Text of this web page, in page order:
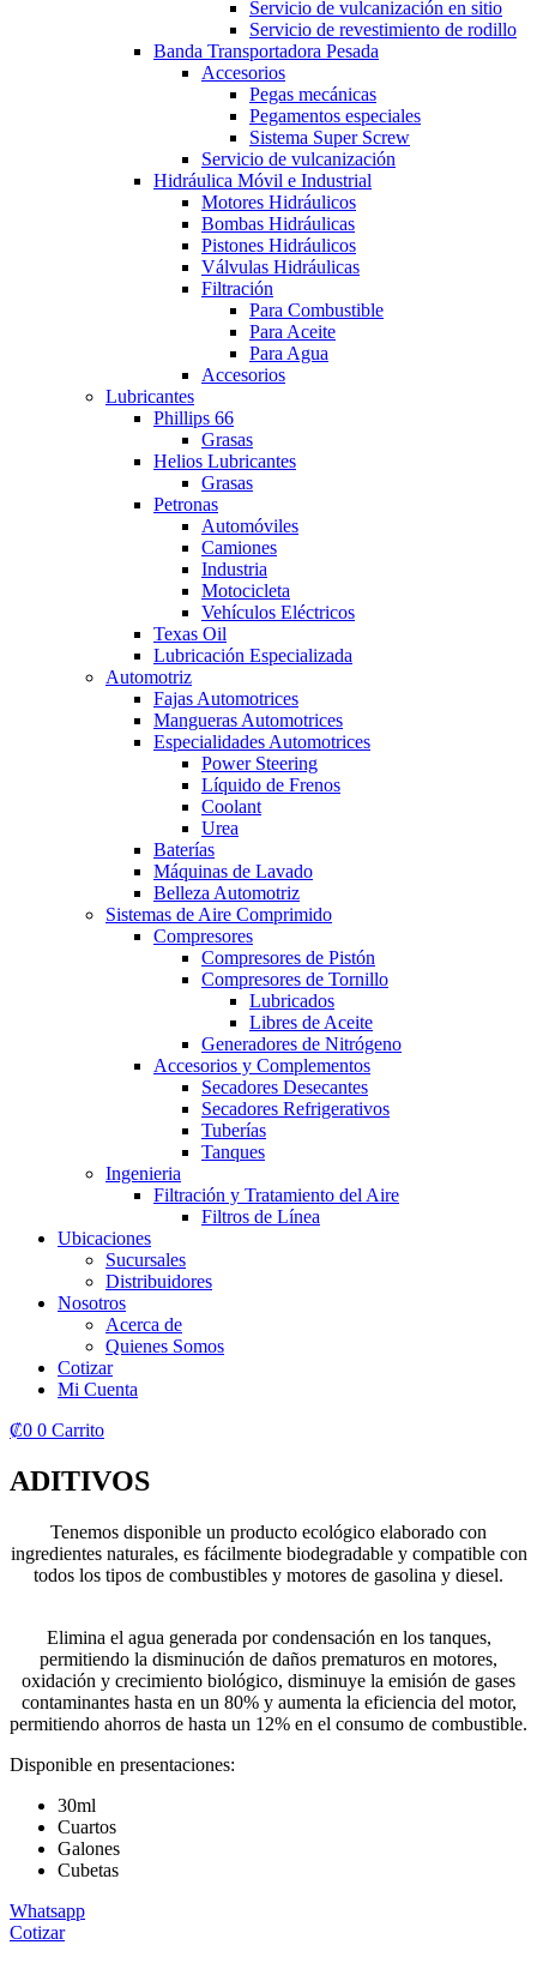
Servicio de vulcanización en sitio
Servicio de revestimiento de rodillo
Banda Transportadora Pesada
Accesorios
Pegas mecánicas
Pegamentos especiales
Sistema Super Screw
Servicio de vulcanización
Hidráulica Móvil e Industrial
Motores Hidráulicos
Bombas Hidráulicas
Pistones Hidráulicos
Válvulas Hidráulicas
Filtración
Para Combustible
Para Aceite
Para Agua
Accesorios
Lubricantes
Phillips 66
Grasas
Helios Lubricantes
Grasas
Petronas
Automóviles
Camiones
Industria
Motocicleta
Vehículos Eléctricos​
Texas Oil
Lubricación Especializada
Automotriz
Fajas Automotrices
Mangueras Automotrices
Especialidades Automotrices
Power Steering
Líquido de Frenos
Coolant
Urea
Baterías
Máquinas de Lavado
Belleza Automotriz
Sistemas de Aire Comprimido
Compresores
Compresores de Pistón
Compresores de Tornillo
Lubricados
Libres de Aceite
Generadores de Nitrógeno
Accesorios y Complementos
Secadores Desecantes
Secadores Refrigerativos
Tuberías
Tanques
Ingenieria
Filtración y Tratamiento del Aire
Filtros de Línea
Ubicaciones
Sucursales
Distribuidores
Nosotros
Acerca de
Quienes Somos
Cotizar
Mi Cuenta
₡0 0 Carrito
ADITIVOS
Tenemos disponible un producto ecológico elaborado con
ingredientes naturales, es fácilmente biodegradable y compatible con
todos los tipos de combustibles y motores de gasolina y diesel.
Elimina el agua generada por condensación en los tanques,
permitiendo la disminución de daños prematuros en motores,
oxidación y crecimiento biológico, disminuye la emisión de gases
contaminantes hasta en un 80% y aumenta la eficiencia del motor,
permitiendo ahorros de hasta un 12% en el consumo de combustible.
Disponible en presentaciones:
30ml
Cuartos
Galones
Cubetas
Whatsapp
Cotizar